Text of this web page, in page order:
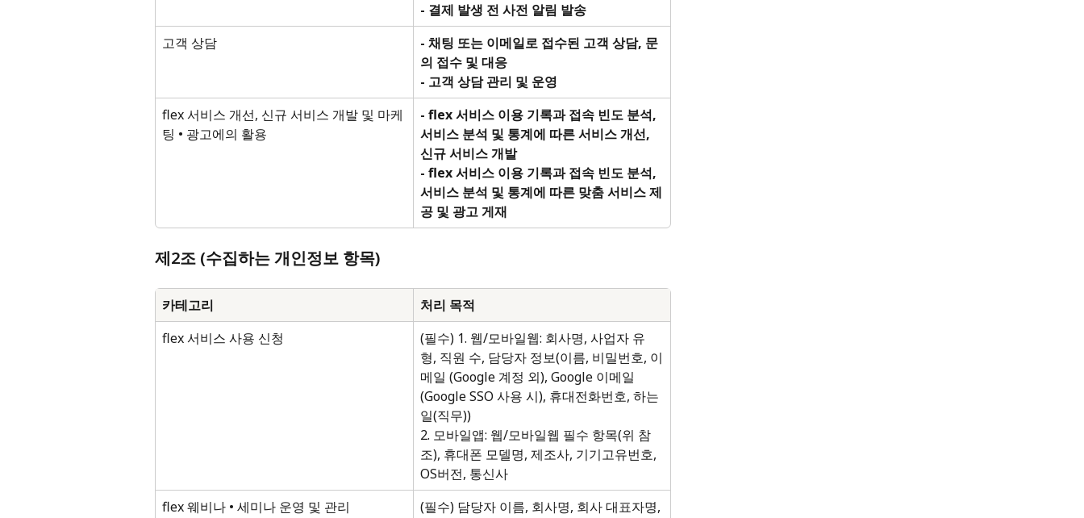
- 결제 발생 전 사전 알림 발송
고객 상담
- 채팅 또는 이메일로 접수된 고객 상담, 문
의 접수 및 대응
- 고객 상담 관리 및 운영
flex 서비스 개선, 신규 서비스 개발 및 마케
팅 • 광고에의 활용
- flex 서비스 이용 기록과 접속 빈도 분석,
서비스 분석 및 통계에 따른 서비스 개선,
신규 서비스 개발
- flex 서비스 이용 기록과 접속 빈도 분석,
서비스 분석 및 통계에 따른 맞춤 서비스 제
공 및 광고 게재
제2조 (수집하는 개인정보 항목)
카테고리
처리 목적
flex 서비스 사용 신청
(필수) 1. 웹/모바일웹: 회사명, 사업자 유
형, 직원 수, 담당자 정보(이름, 비밀번호, 이
메일 (Google 계정 외), Google 이메일
(Google SSO 사용 시), 휴대전화번호, 하는
일(직무))
2. 모바일앱: 웹/모바일웹 필수 항목(위 참
조), 휴대폰 모델명, 제조사, 기기고유번호,
OS버전, 통신사
flex 웨비나 • 세미나 운영 및 관리
(필수) 담당자 이름, 회사명, 회사 대표자명,